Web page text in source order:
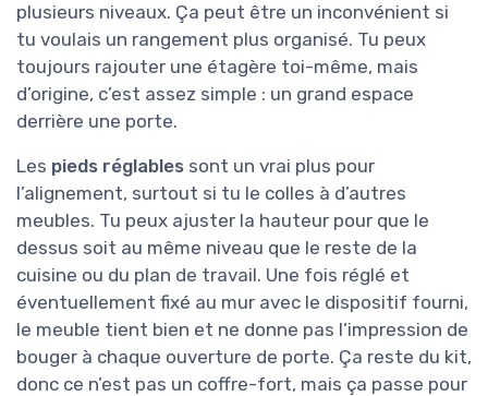
plusieurs niveaux. Ça peut être un inconvénient si
tu voulais un rangement plus organisé. Tu peux
toujours rajouter une étagère toi-même, mais
d’origine, c’est assez simple : un grand espace
derrière une porte.
Les pieds réglables sont un vrai plus pour
l’alignement, surtout si tu le colles à d’autres
meubles. Tu peux ajuster la hauteur pour que le
dessus soit au même niveau que le reste de la
cuisine ou du plan de travail. Une fois réglé et
éventuellement fixé au mur avec le dispositif fourni,
le meuble tient bien et ne donne pas l’impression de
bouger à chaque ouverture de porte. Ça reste du kit,
donc ce n’est pas un coffre-fort, mais ça passe pour